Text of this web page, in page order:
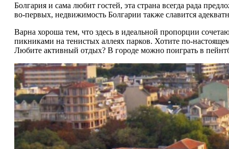
Болгария и сама любит гостей, эта страна всегда рада
во-первых, недвижимость Болгарии также славится
Варна хороша тем, что здесь в идеальной пропорции
пикниками на тенистых аллеях парков. Хотите по-
Любите активный отдых? В городе можно поиграть в